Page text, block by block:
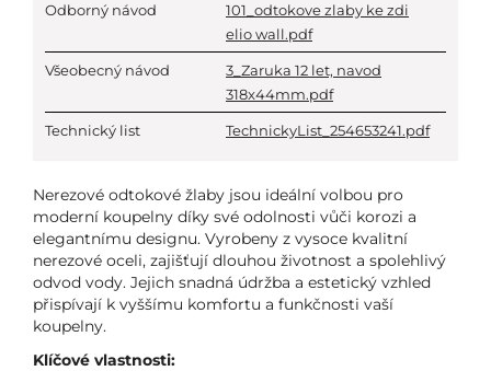
Odborný návod
101_odtokove zlaby ke zdi
elio wall.pdf
Všeobecný návod
3_Zaruka 12 let, navod
318x44mm.pdf
Technický list TechnickyList_254653241.pdf
Nerezové odtokové žlaby jsou ideální volbou pro
moderní koupelny díky své odolnosti vůči korozi a
elegantnímu designu. Vyrobeny z vysoce kvalitní
nerezové oceli, zajišťují dlouhou životnost a spolehlivý
odvod vody. Jejich snadná údržba a estetický vzhled
přispívají k vyššímu komfortu a funkčnosti vaší
koupelny.
Klíčové vlastnosti: